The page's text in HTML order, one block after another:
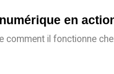
en
comment il fonctionne